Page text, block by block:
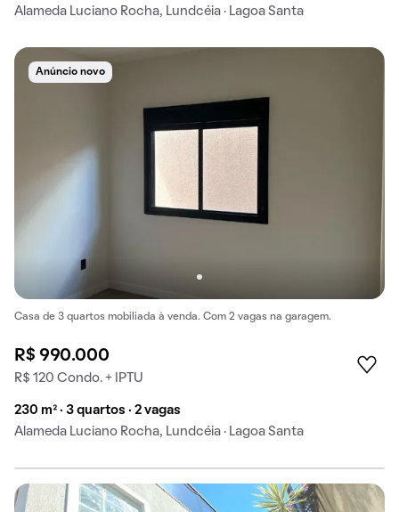
Alameda Luciano Rocha, Lundcéia · Lagoa Santa
Anúncio novo
Casa de 3 quartos mobiliada à venda. Com 2 vagas na garagem.
R$ 990.000
R$ 120 Condo. + IPTU
230 m² · 3 quartos · 2 vagas
Alameda Luciano Rocha, Lundcéia · Lagoa Santa